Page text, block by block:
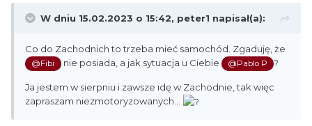
W dniu 15.02.2023 o 15:42, peter1 napisał(a):
Co do Zachodnich to trzeba mieć samochód. Zgaduję, że
@Fibi nie posiada, a jak sytuacja u Ciebie @Pablo P ?
Ja jestem w sierpniu i zawsze idę w Zachodnie, tak więc
zapraszam niezmotoryzowanych...